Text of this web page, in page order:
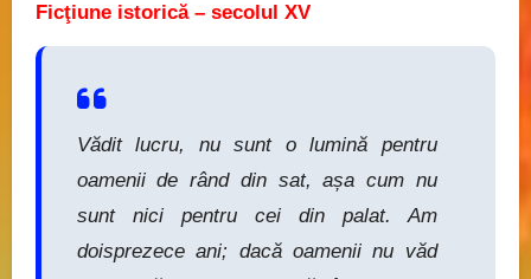
Ficţiune istorică – secolul XV
Vădit lucru, nu sunt o lumină pentru
oamenii de rând din sat, așa cum nu
sunt nici pentru cei din palat. Am
doisprezece ani; dacă oamenii nu văd